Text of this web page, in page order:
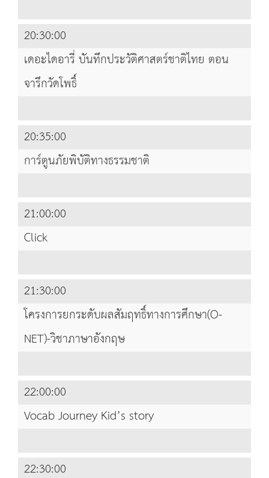
20:30:00
เดอะไดอารี่ บันทึกประวัติศาสตร์ชาติไทย ตอน
จารึกวัดโพธิ์
20:35:00
การ์ตูนภัยพิบัติทางธรรมชาติ
21:00:00
Click
21:30:00
โครงการยกระดับผลสัมฤทธิ์ทางการศึกษา(O-
NET)-วิชาภาษาอังกฤษ
22:00:00
Vocab Journey Kid’s story
22:30:00